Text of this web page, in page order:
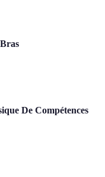
De Compétences